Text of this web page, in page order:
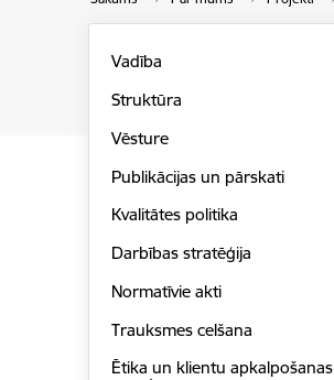
Vadība
Struktūra
Vēsture
Publikācijas un pārskati
Kvalitātes politika
Darbības stratēģija
Normatīvie akti
Trauksmes celšana
Ētika un klientu apkalpošanas